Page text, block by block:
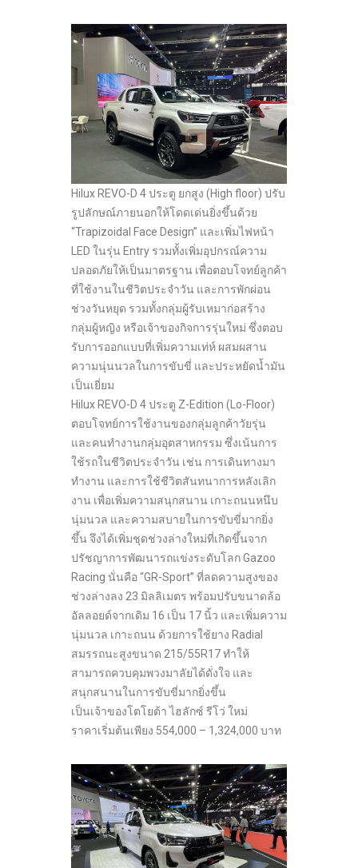
Hilux REVO-D 4 ประตู ยกสูง (High floor) ปรับ
รูปลักษณ์ภายนอกให้โดดเด่นยิ่งขึ้นด้วย
“Trapizoidal Face Design” และเพิ่มไฟหน้า
LED ในรุ่น Entry รวมทั้งเพิ่มอุปกรณ์ความ
ปลอดภัยให้เป็นมาตรฐาน เพื่อตอบโจทย์ลูกค้า
ที่ใช้งานในชีวิตประจำวัน และการพักผ่อน
ช่วงวันหยุด รวมทั้งกลุ่มผู้รับเหมาก่อสร้าง
กลุ่มผู้หญิง หรือเจ้าของกิจการรุ่นใหม่ ซึ่งตอบ
รับการออกแบบที่เพิ่มความเท่ห์ ผสมผสาน
ความนุ่นนวลในการขับขี่ และประหยัดน้ำมัน
เป็นเยี่ยม
Hilux REVO-D 4 ประตู Z-Edition (Lo-Floor)
ตอบโจทย์การใช้งานของกลุ่มลูกค้าวัยรุ่น
และคนทำงานกลุ่มอุตสาหกรรม ซึ่งเน้นการ
ใช้รถในชีวิตประจำวัน เช่น การเดินทางมา
ทำงาน และการใช้ชีวิตสันทนาการหลังเลิก
งาน เพื่อเพิ่มความสนุกสนาน เกาะถนนหนึบ
นุ่มนวล และความสบายในการขับขี่มากยิ่ง
ขึ้น จึงได้เพิ่มชุดช่วงล่างใหม่ที่เกิดขึ้นจาก
ปรัชญาการพัฒนารถแข่งระดับโลก Gazoo
Racing นั่นคือ “GR-Sport” ที่ลดความสูงของ
ช่วงล่างลง 23 มิลลิเมตร พร้อมปรับขนาดล้อ
อัลลอยด์จากเดิม 16 เป็น 17 นิ้ว และเพิ่มความ
นุ่มนวล เกาะถนน ด้วยการใช้ยาง Radial
สมรรถนะสูงขนาด 215/55R17 ทำให้
สามารถควบคุมพวงมาลัยได้ดั่งใจ และ
สนุกสนานในการขับขี่มากยิ่งขึ้น
เป็นเจ้าของโตโยต้า ไฮลักซ์ รีโว่ ใหม่
ราคาเริ่มต้นเพียง 554,000 – 1,324,000 บาท